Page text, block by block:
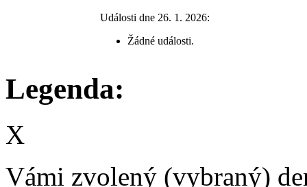
Události dne 26. 1. 2026:
Žádné události.
Legenda:
X
Vámi zvolený (vybraný)